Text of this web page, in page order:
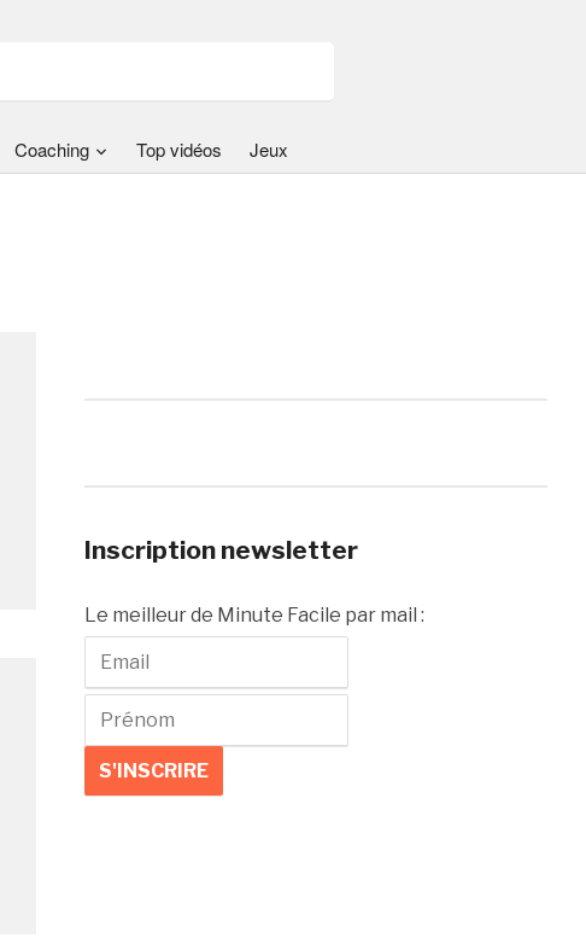
Coaching Top vidéos Jeux
Inscription newsletter
Le meilleur de Minute Facile par mail :